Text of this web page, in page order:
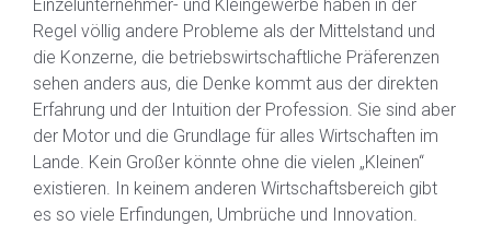
Einzelunternehmer- und Kleingewerbe haben in der
Regel völlig andere Probleme als der Mittelstand und
die Konzerne, die betriebswirtschaftliche Präferenzen
sehen anders aus, die Denke kommt aus der direkten
Erfahrung und der Intuition der Profession. Sie sind aber
der Motor und die Grundlage für alles Wirtschaften im
Lande. Kein Großer könnte ohne die vielen „Kleinen“
existieren. In keinem anderen Wirtschaftsbereich gibt
es so viele Erfindungen, Umbrüche und Innovation.